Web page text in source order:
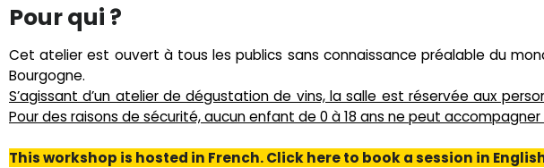
Pour qui ?
Cet atelier est ouvert à tous les publics sans connaissance préalable du
Bourgogne.
S’agissant d’un atelier de dégustation de vins, la salle est réservée aux
Pour des raisons de sécurité, aucun enfant de 0 à 18 ans ne peut accompagner
This workshop is hosted in French. Click here to book a session in